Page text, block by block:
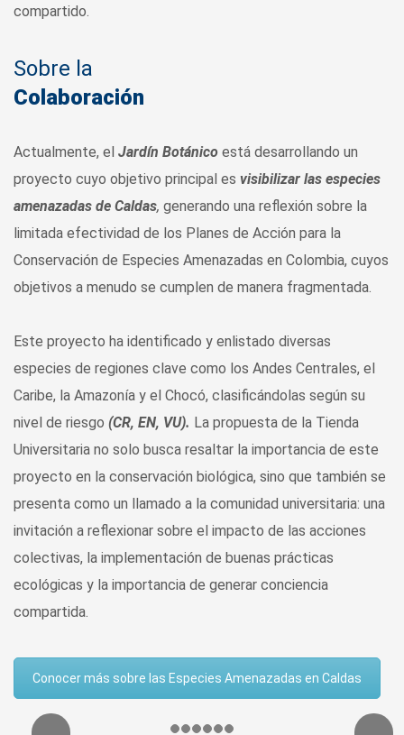
compartido.
Sobre la
Colaboración
Actualmente, el Jardín Botánico está desarrollando un
proyecto cuyo objetivo principal es visibilizar las especies
amenazadas de Caldas, generando una reflexión sobre la
limitada efectividad de los Planes de Acción para la
Conservación de Especies Amenazadas en Colombia, cuyos
objetivos a menudo se cumplen de manera fragmentada.
Este proyecto ha identificado y enlistado diversas
especies de regiones clave como los Andes Centrales, el
Caribe, la Amazonía y el Chocó, clasificándolas según su
nivel de riesgo (CR, EN, VU). La propuesta de la Tienda
Universitaria no solo busca resaltar la importancia de este
proyecto en la conservación biológica, sino que también se
presenta como un llamado a la comunidad universitaria: una
invitación a reflexionar sobre el impacto de las acciones
colectivas, la implementación de buenas prácticas
ecológicas y la importancia de generar conciencia
compartida.
Conocer más sobre las Especies Amenazadas en Caldas